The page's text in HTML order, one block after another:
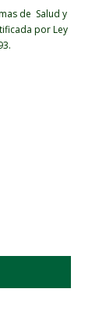
de Salud y
por Ley